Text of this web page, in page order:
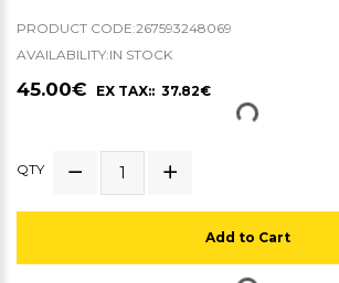
PRODUCT CODE:267593248069
AVAILABILITY:IN STOCK
45.00€ EX TAX:: 37.82€
QTY
Add to Cart